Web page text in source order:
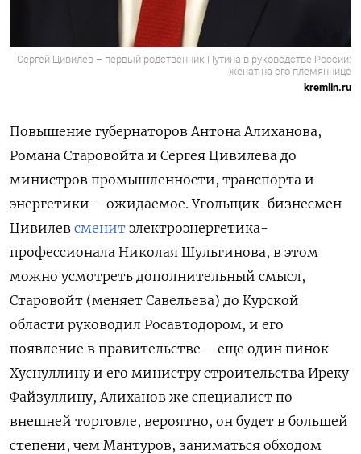
Сергей Цивилев – первый родственник Путина в руководстве России:
женат на его племяннице
kremlin.ru
Повышение губернаторов Антона Алиханова,
Романа Старовойта и Сергея Цивилева до
министров промышленности, транспорта и
энергетики – ожидаемое. Угольщик-бизнесмен
Цивилев сменит электроэнергетика-
профессионала Николая Шульгинова, в этом
можно усмотреть дополнительный смысл,
Старовойт (меняет Савельева) до Курской
области руководил Росавтодором, и его
появление в правительстве – еще один пинок
Хуснуллину и его министру строительства Иреку
Файзуллину, Алиханов же специалист по
внешней торговле, вероятно, он будет в большей
степени, чем Мантуров, заниматься обходом